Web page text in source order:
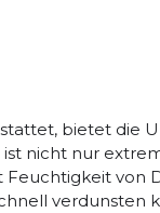
sich Deinem
bietet die
nicht nur
Feuchtigkeit von
verdunsten